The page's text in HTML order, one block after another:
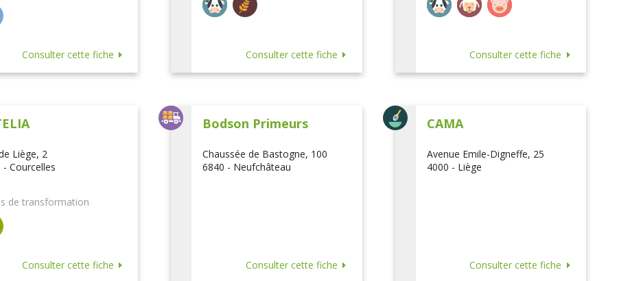
Consulter cette fiche Consulter cette fiche Consulter cette fiche
Liège, 2
- Courcelles
de transformation
Consulter cette fiche
Bodson Primeurs
Chaussée de Bastogne, 100
6840 - Neufchâteau
Consulter cette fiche
CAMA
Avenue Emile-Digneffe, 25
4000 - Liège
Consulter cette fiche